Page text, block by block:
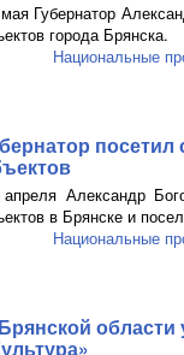
Губернатор
города Брянска.
Национальные
Александр
в Брянске и
Национальные